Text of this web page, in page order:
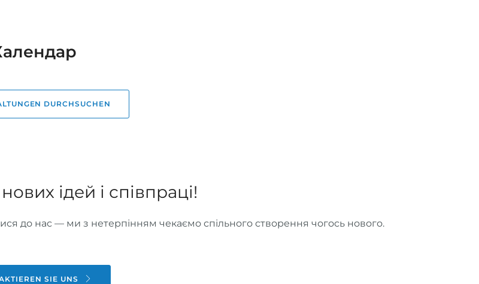
Календар
DURCHSUCHEN
нових ідей і співпраці!
до нас — ми з нетерпінням чекаємо спільного створення чогось нового.
SIE UNS